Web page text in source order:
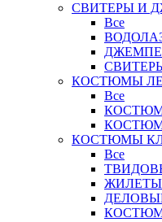
СВИТЕРЫ И
Все
КОСТЮМЫ
Все
КОСТЮМЫ
Все